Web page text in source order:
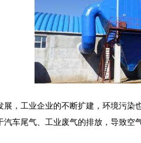
工业企业的不断扩建，环境污染
车尾气、工业废气的排放，导致空